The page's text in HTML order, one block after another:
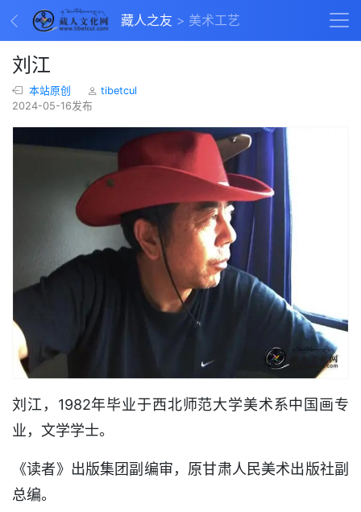
藏人之友 美术工艺
刘江
本站原创
tibetcul
2024-05-16发布
刘江，1982年毕业于西北师范大学美术系中国画专
业，文学学士。
《读者》出版集团副编审，原甘肃人民美术出版社副
总编。